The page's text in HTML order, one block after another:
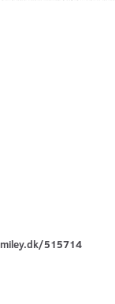
515714